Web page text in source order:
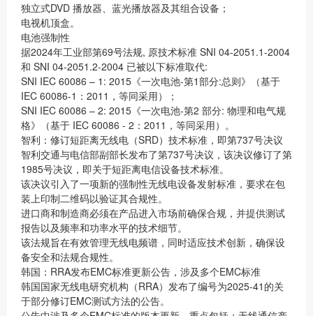
独立式DVD 播放器、蓝光播放器及其组合设备；
电视机顶盒。
电池强制性
据2024年工业部第69号法规, 原技术标准 SNI 04-2051.1-2004
和 SNI 04-2051.2-2004 已被以下标准取代:
SNI IEC 60086 – 1: 2015《一次电池-第1部分:总则》（基于
IEC 60086-1：2011，等同采用）；
SNI IEC 60086 – 2: 2015《一次电池-第2 部分: 物理和电气规
格》（基于 IEC 60086 - 2：2011，等同采用）。
智利：修订短距离无线电（SRD）技术标准，即第737号决议
智利交通与电信部副部长发布了第737号决议，该决议修订了第
1985号决议，即关于短距离电信设备技术标准。
该决议引入了一项新的强制性无线电设备发射标准，要求在包
装上印制二维码以验证其合规性。
进口商和制造商必须在产品进入市场前确保合规，并提供测试
报告以及频率和功率水平的技术细节。
该法规旨在有效管理无线电频谱，同时适应技术创新，确保设
备安全和法规合规性。
韩国：RRA发布EMC标准更新公告，涉及多个EMC标准
韩国国家无线电研究机构（RRA）发布了编号为2025-41的关
于部分修订EMC测试方法的公告。